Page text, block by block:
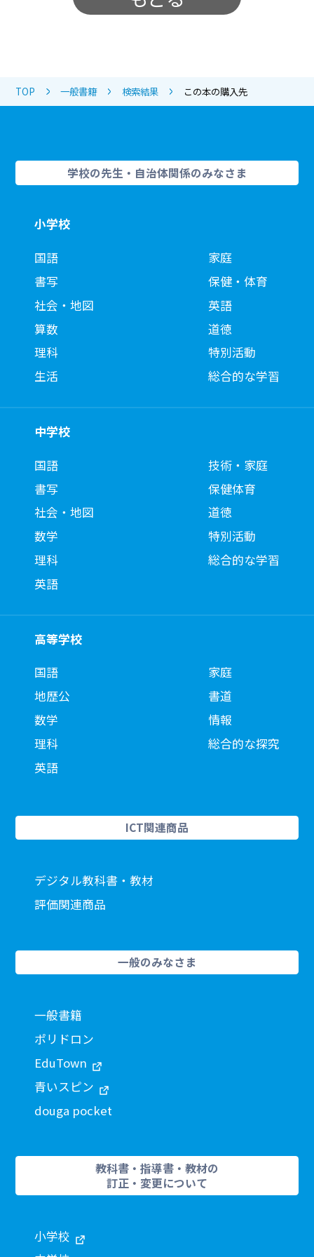
TOP 一般書籍 検索結果 この本の購入先
学校の先生・自治体関係のみなさま
小学校
国語
書写
社会・地図
算数
理科
生活
家庭
保健・体育
英語
道徳
特別活動
総合的な学習
中学校
国語
書写
社会・地図
数学
理科
英語
技術・家庭
保健体育
道徳
特別活動
総合的な学習
高等学校
国語
地歴公
数学
理科
英語
家庭
書道
情報
総合的な探究
ICT関連商品
デジタル教科書・教材
評価関連商品
一般のみなさま
一般書籍
ポリドロン
EduTown
青いスピン
douga pocket
教科書・指導書・教材の
訂正・変更について
小学校